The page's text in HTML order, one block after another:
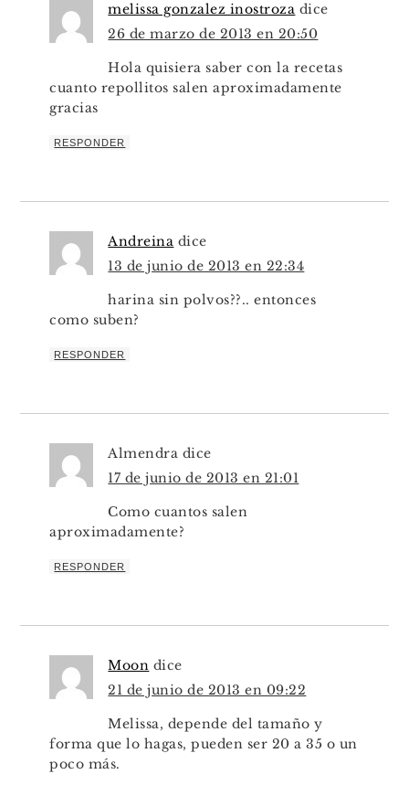
melissa gonzalez inostroza dice
26 de marzo de 2013 en 20:50
Hola quisiera saber con la recetas
cuanto repollitos salen aproximadamente
gracias
RESPONDER
Andreina dice
13 de junio de 2013 en 22:34
harina sin polvos??.. entonces
como suben?
RESPONDER
Almendra dice
17 de junio de 2013 en 21:01
Como cuantos salen
aproximadamente?
RESPONDER
Moon dice
21 de junio de 2013 en 09:22
Melissa, depende del tamaño y
forma que lo hagas, pueden ser 20 a 35 o un
poco más.